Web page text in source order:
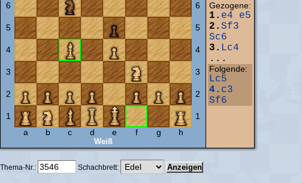
6 6
5 5
4 4
3 3
2 2
1
1
a
b c d e f g h
Weiß
Gezogene:
1. e4
e5
2. Sf3
Sc6
3. Lc4
...
Folgende:
Lc5
4. c3
Sf6
Thema-Nr.:
Schachbrett: